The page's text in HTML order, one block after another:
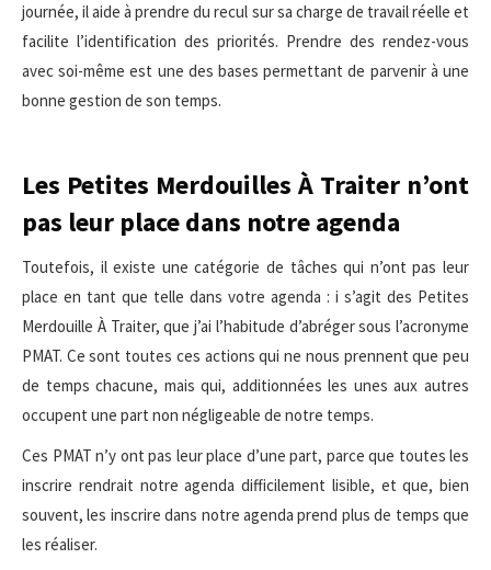
journée, il aide à prendre du recul sur sa charge de travail réelle et
facilite l’identification des priorités. Prendre des rendez-vous
avec soi-même est une des bases permettant de parvenir à une
bonne gestion de son temps.
Les Petites Merdouilles À Traiter n’ont
pas leur place dans notre agenda
Toutefois, il existe une catégorie de tâches qui n’ont pas leur
place en tant que telle dans votre agenda : i s’agit des Petites
Merdouille À Traiter, que j’ai l’habitude d’abréger sous l’acronyme
PMAT. Ce sont toutes ces actions qui ne nous prennent que peu
de temps chacune, mais qui, additionnées les unes aux autres
occupent une part non négligeable de notre temps.
Ces PMAT n’y ont pas leur place d’une part, parce que toutes les
inscrire rendrait notre agenda difficilement lisible, et que, bien
souvent, les inscrire dans notre agenda prend plus de temps que
les réaliser.